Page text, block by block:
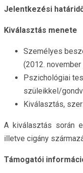
Jelentkezési
Kiválasztás menete
Személyes
(2012.
Pszichológiai
szüleikkel/
Kiválasztás,
A kiválasztás során
illetve cigány
Támogatói